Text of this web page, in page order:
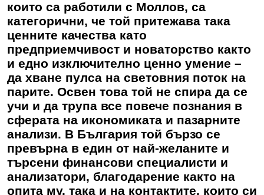
които са работили с Моллов, са
категорични, че той притежава така
ценните качества като
предприемчивост и новаторство както
и едно изключително ценно умение –
да хване пулса на световния поток на
парите. Освен това той не спира да се
учи и да трупа все повече познания в
сферата на икономиката и пазарните
анализи. В България той бързо се
превърна в един от най-желаните и
търсени финансови специалисти и
анализатори, благодарение както на
опита му, така и на контактите, които си